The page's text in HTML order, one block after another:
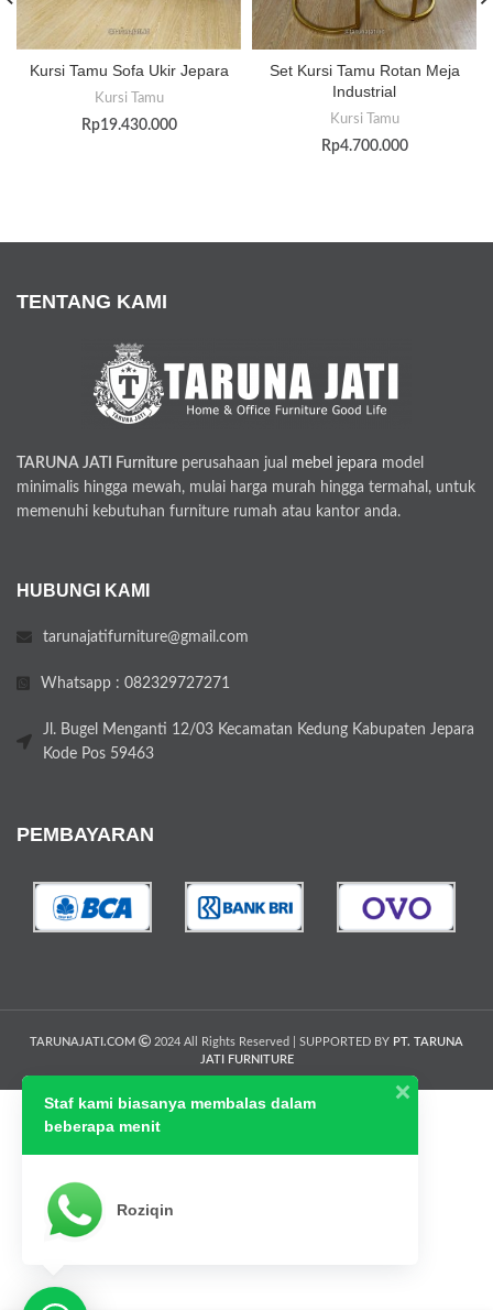
Kursi Tamu Sofa Ukir Jepara
Kursi Tamu
Rp19.430.000
Set Kursi Tamu Rotan Meja
Industrial
Kursi Tamu
Rp4.700.000
TENTANG KAMI
TARUNA JATI Furniture perusahaan jual mebel jepara model
minimalis hingga mewah, mulai harga murah hingga termahal, untuk
memenuhi kebutuhan furniture rumah atau kantor anda.
HUBUNGI KAMI
tarunajatifurniture@gmail.com
Whatsapp : 082329727271
Jl. Bugel Menganti 12/03 Kecamatan Kedung Kabupaten Jepara
Kode Pos 59463
PEMBAYARAN
TARUNAJATI.COM 2024 All Rights Reserved | SUPPORTED BY PT. TARUNA
JATI FURNITURE
Staf kami biasanya membalas dalam
beberapa menit
Roziqin